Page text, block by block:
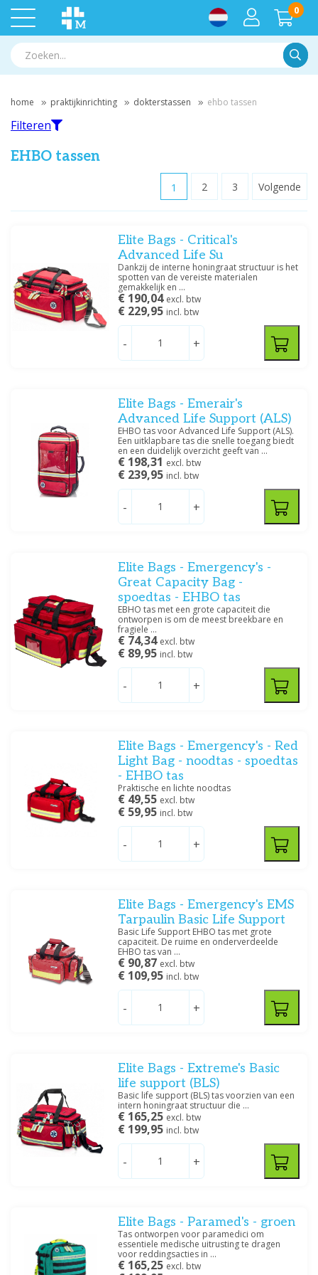
0
home praktijkinrichting dokterstassen ehbo tassen
Elite Bags
Heka(3)
Lifebox Soft(8)
Lifeguard(1)
Grootte
1 - 4 Liter (1)
5 - 9 Liter(1)
20 - 24 Liter
Specificatie
Geen opgave(3)
Kunststof(5)
Polyamide(8)
Filteren
EHBO tassen
1 2 3 Volgende
Elite Bags - Critical's
Advanced Life Su
Dankzij de interne honingraat structuur is het
spotten van de vereiste materialen
gemakkelijk en ...
€ 190,04 excl. btw
€ 229,95 incl. btw
- +
Elite Bags - Emerair's
Advanced Life Support (ALS)
EHBO tas voor Advanced Life Support (ALS).
Een uitklapbare tas die snelle toegang biedt
en een duidelijk overzicht geeft van ...
€ 198,31 excl. btw
€ 239,95 incl. btw
- +
Elite Bags - Emergency's -
Great Capacity Bag -
spoedtas - EHBO tas
EBHO tas met een grote capaciteit die
ontworpen is om de meest breekbare en
fragiele ...
€ 74,34 excl. btw
€ 89,95 incl. btw
- +
Elite Bags - Emergency's - Red
Light Bag - noodtas - spoedtas
- EHBO tas
Praktische en lichte noodtas
€ 49,55 excl. btw
€ 59,95 incl. btw
- +
Elite Bags - Emergency's EMS
Tarpaulin Basic Life Support
Basic Life Support EHBO tas met grote
capaciteit. De ruime en onderverdeelde
EHBO tas van ...
€ 90,87 excl. btw
€ 109,95 incl. btw
- +
Elite Bags - Extreme's Basic
life support (BLS)
Basic life support (BLS) tas voorzien van een
intern honingraat structuur die ...
€ 165,25 excl. btw
€ 199,95 incl. btw
- +
Elite Bags - Paramed's - groen
Tas ontworpen voor paramedici om
essentiele medische uitrusting te dragen
voor reddingsacties in ...
€ 165,25 excl. btw